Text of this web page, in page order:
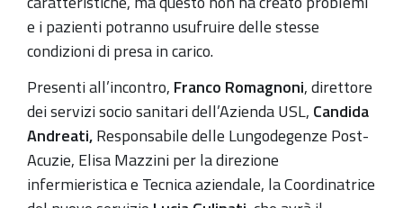
e i pazienti potranno usufruire delle stesse
condizioni di presa in carico.
Presenti all’incontro, Franco Romagnoni, direttore
dei servizi socio sanitari dell’Azienda USL, Candida
Andreati,Responsabile delle Lungodegenze Post-
Acuzie, Elisa Mazzini per la direzione
infermieristica e Tecnica aziendale, la Coordinatrice